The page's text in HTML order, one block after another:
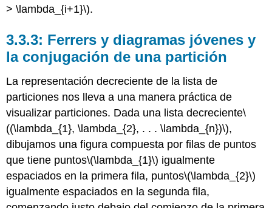
> \lambda_{i+1}\).
3.3.3: Ferrers y diagramas jóvenes y
la conjugación de una partición
La representación decreciente de la lista de
particiones nos lleva a una manera práctica de
visualizar particiones. Dada una lista decreciente\
((\lambda_{1}, \lambda_{2}, . . . \lambda_{n})\),
dibujamos una figura compuesta por filas de puntos
que tiene puntos\(\lambda_{1}\) igualmente
espaciados en la primera fila, puntos\(\lambda_{2}\)
igualmente espaciados en la segunda fila,